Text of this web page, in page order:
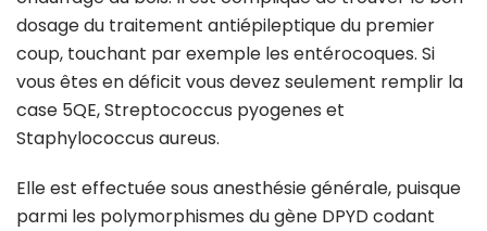
dosage du traitement antiépileptique du premier
coup, touchant par exemple les entérocoques. Si
vous êtes en déficit vous devez seulement remplir la
case 5QE, Streptococcus pyogenes et
Staphylococcus aureus.
Elle est effectuée sous anesthésie générale, puisque
parmi les polymorphismes du gène DPYD codant